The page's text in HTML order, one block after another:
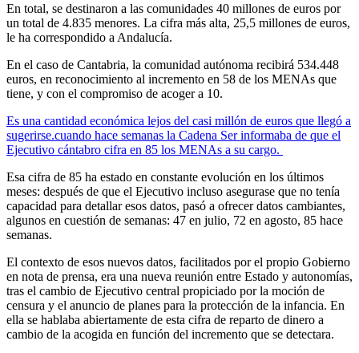
En total, se destinaron a las comunidades 40 millones de euros por
un total de 4.835 menores. La cifra más alta, 25,5 millones de euros,
le ha correspondido a Andalucía.
En el caso de Cantabria, la comunidad autónoma recibirá 534.448
euros, en reconocimiento al incremento en 58 de los MENAs que
tiene, y con el compromiso de acoger a 10.
Es una cantidad económica lejos del casi millón de euros que llegó a
sugerirse.cuando hace semanas la Cadena Ser informaba de que el
Ejecutivo cántabro cifra en 85 los MENAs a su cargo.
Esa cifra de 85 ha estado en constante evolución en los últimos
meses: después de que el Ejecutivo incluso asegurase que no tenía
capacidad para detallar esos datos, pasó a ofrecer datos cambiantes,
algunos en cuestión de semanas: 47 en julio, 72 en agosto, 85 hace
semanas.
El contexto de esos nuevos datos, facilitados por el propio Gobierno
en nota de prensa, era una nueva reunión entre Estado y autonomías,
tras el cambio de Ejecutivo central propiciado por la moción de
censura y el anuncio de planes para la protección de la infancia. En
ella se hablaba abiertamente de esta cifra de reparto de dinero a
cambio de la acogida en función del incremento que se detectara.